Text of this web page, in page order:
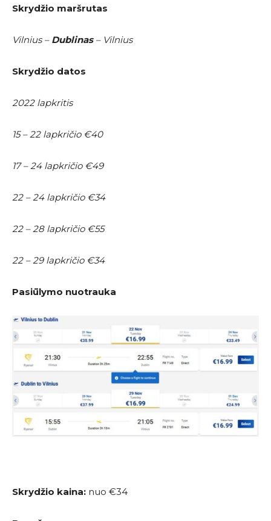
Skrydžio maršrutas
Vilnius – Dublinas – Vilnius
Skrydžio datos
2022 lapkritis
15 – 22 lapkričio €40
17 – 24 lapkričio €49
22 – 24 lapkričio €34
22 – 28 lapkričio €55
22 – 29 lapkričio €34
Pasiūlymo nuotrauka
Skrydžio kaina: nuo €34